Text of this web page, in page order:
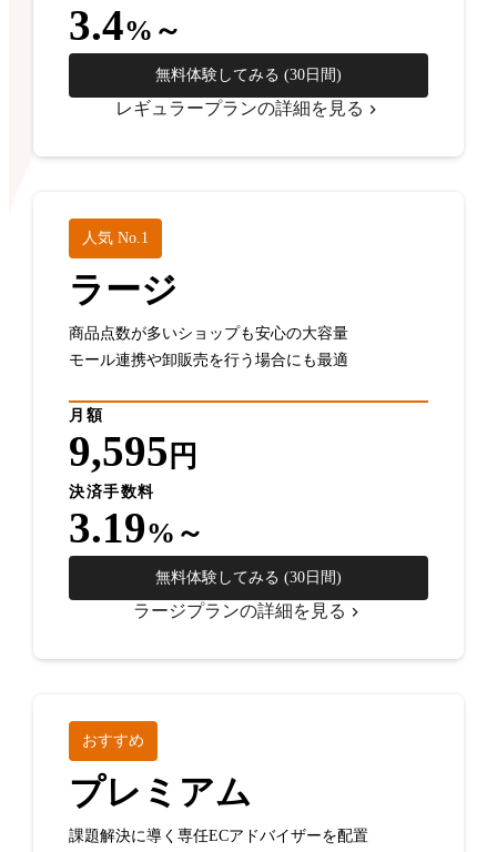
3.4%～
無料体験してみる (30日間)
レギュラープランの詳細を見る
人気 No.1
ラージ
商品点数が多いショップも安心の大容量
モール連携や卸販売を行う場合にも最適
月額
9,595 円
決済手数料
3.19%～
無料体験してみる (30日間)
ラージプランの詳細を見る
おすすめ
プレミアム
課題解決に導く専任ECアドバイザーを配置